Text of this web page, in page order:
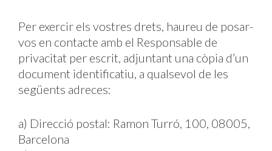
Per exercir els vostres drets, haureu de posar-
vos en contacte amb el Responsable de
privacitat per escrit, adjuntant una còpia d’un
document identificatiu, a qualsevol de les
següents adreces:
a) Direcció postal: Ramon Turró, 100, 08005,
Barcelona